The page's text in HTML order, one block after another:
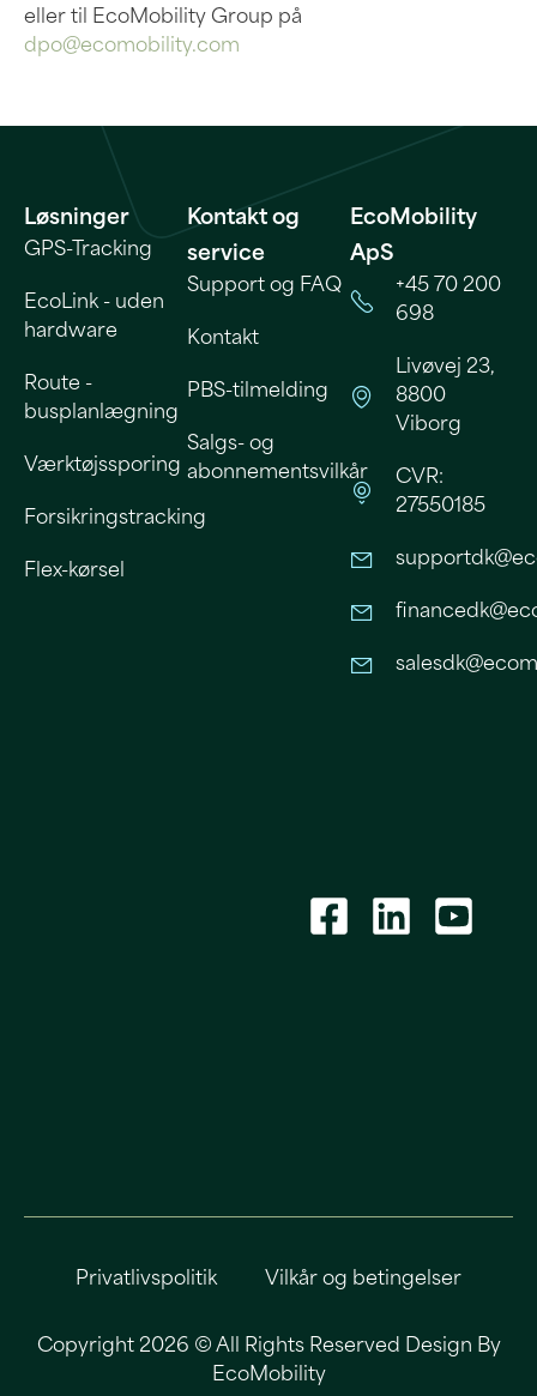
eller til EcoMobility Group på
dpo@ecomobility.com
Løsninger
GPS-Tracking
EcoLink - uden
hardware
Route -
busplanlægning
Værktøjssporing
Forsikringstracking
Flex-kørsel
Kontakt og
service
Support og FAQ
Kontakt
PBS-tilmelding
Salgs- og
abonnementsvilkår
EcoMobility
ApS
+45 70 200
698
Livøvej 23,
8800
Viborg
CVR:
27550185
EcoMobility